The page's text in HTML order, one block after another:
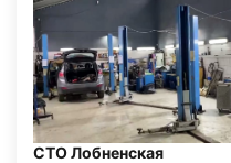
СТО Лобненская